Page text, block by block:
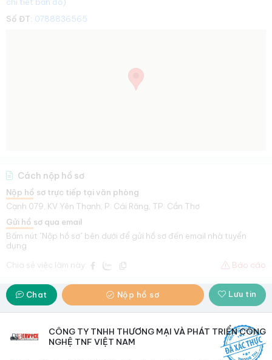
Số ĐT: 0788836565
Cách nộp hồ sơ
Nộp hồ sơ trực tiếp tại văn phòng
Cạnh 079, KV Yên Thạnh, P. Cái Răng, TP. Cần Thơ
Gửi hồ sơ qua email
Bấm nút "Nộp hồ sơ" bên dưới để gửi hồ sơ đến email nhà tuyển
dụng
Chia sẻ việc làm này:
Báo cáo
Chat Nộp hồ sơ Lưu tin
CÔNG TY TNHH THƯƠNG MẠI VÀ PHÁT TRIỂN CÔNG
NGHỆ TNF VIỆT NAM